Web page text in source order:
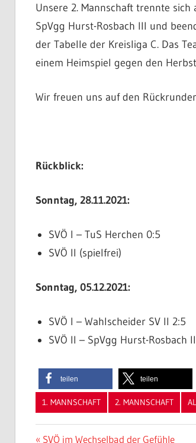
Unsere 2. Mannschaft trennte
SpVgg Hurst-Rosbach III und
der Tabelle der Kreisliga C. Das
einem Heimspiel gegen den
Wir freuen uns auf den
Rückblick:
Sonntag, 28.11.2021:
SVÖ I – TuS Herchen 0:5
SVÖ II (spielfrei)
Sonntag, 05.12.2021:
SVÖ I – Wahlscheider SV II 2:5
SVÖ II – SpVgg Hurst-Rosbach
teilen teilen
1. MANNSCHAFT 2. MANNSCHAFT
Vorheriger
SVÖ im Wechselbad der Gefühle